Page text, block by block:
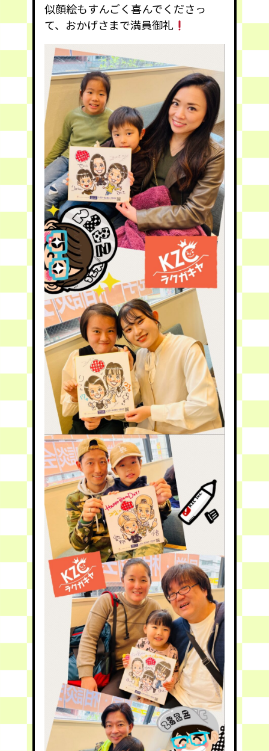
似顔絵もすんごく喜んでくださっ
て、おかげさまで満員御礼